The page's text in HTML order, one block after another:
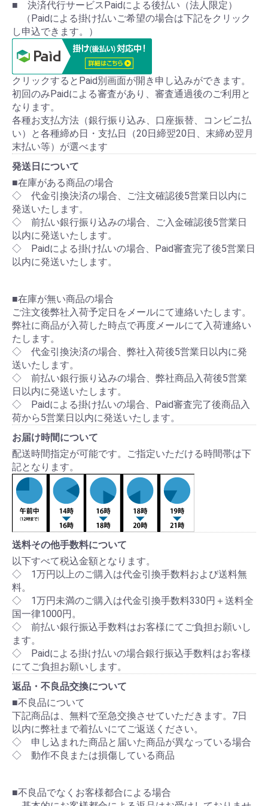
■ 決済代行サービスPaidによる後払い（法人限定）
（Paidによる掛け払いご希望の場合は下記をクリック
し申込できます。）
クリックするとPaid別画面が開き申し込みができます。
初回のみPaidによる審査があり、審査通過後のご利用と
なります。
各種お支払方法（銀行振り込み、口座振替、コンビニ払
い）と各種締め日・支払日（20日締翌20日、末締め翌月
末払い等）が選べます
発送日について
■在庫がある商品の場合
◇ 代金引換決済の場合、ご注文確認後5営業日以内に
発送いたします。
◇ 前払い銀行振り込みの場合、ご入金確認後5営業日
以内に発送いたします。
◇ Paidによる掛け払いの場合、Paid審査完了後5営業日
以内に発送いたします。
■在庫が無い商品の場合
ご注文後弊社入荷予定日をメールにて連絡いたします。
弊社に商品が入荷した時点で再度メールにて入荷連絡い
たします。
◇ 代金引換決済の場合、弊社入荷後5営業日以内に発
送いたします。
◇ 前払い銀行振り込みの場合、弊社商品入荷後5営業
日以内に発送いたします。
◇ Paidによる掛け払いの場合、Paid審査完了後商品入
荷から5営業日以内に発送いたします。
お届け時間について
配送時間指定が可能です。ご指定いただける時間帯は下
記となります。
送料その他手数料について
以下すべて税込金額となります。
◇ 1万円以上のご購入は代金引換手数料および送料無
料。
◇ 1万円未満のご購入は代金引換手数料330円＋送料全
国一律1000円。
◇ 前払い銀行振込手数料はお客様にてご負担お願いし
ます。
◇ Paidによる掛け払いの場合銀行振込手数料はお客様
にてご負担お願いします。
返品・不良品交換について
■不良品について
下記商品は、無料で至急交換させていただきます。7日
以内に弊社まで着払いにてご返送ください。
◇ 申し込まれた商品と届いた商品が異なっている場合
◇ 動作不良または損傷している商品
■不良品でなくお客様都合による場合